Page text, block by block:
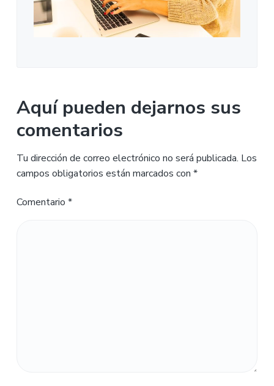
Aquí pueden dejarnos sus
comentarios
Tu dirección de correo electrónico no será publicada. Los
campos obligatorios están marcados con *
Comentario *